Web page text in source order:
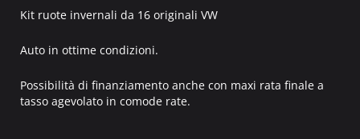
Kit ruote invernali da 16 originali VW
Auto in ottime condizioni.
Possibilità di finanziamento anche con maxi rata finale a
tasso agevolato in comode rate.